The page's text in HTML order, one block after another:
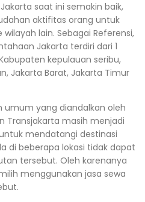
saat ini semakin baik,
aktifitas orang untuk
lain. Sebagai Referensi,
Jakarta terdiri dari 1
kepulauan seribu,
Jakarta Barat, Jakarta Timur
umum yang diandalkan oleh
Transjakarta masih menjadi
mendatangi destinasi
di beberapa lokasi tidak dapat
tersebut. Oleh karenanya
menggunakan jasa sewa